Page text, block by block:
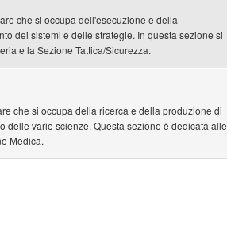
che si occupa dell'esecuzione e della
dei sistemi e delle strategie. In questa sezione si
e la Sezione Tattica/Sicurezza.
che si occupa della ricerca e della produzione di
delle varie scienze. Questa sezione è dedicata alle
Medica.